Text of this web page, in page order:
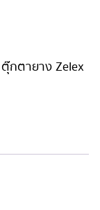
ตุ๊กตายาง Zelex